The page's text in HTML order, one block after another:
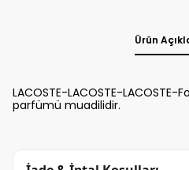
Ürün
LACOSTE-LACOSTE-LACOSTE-
parfümü muadilidir.